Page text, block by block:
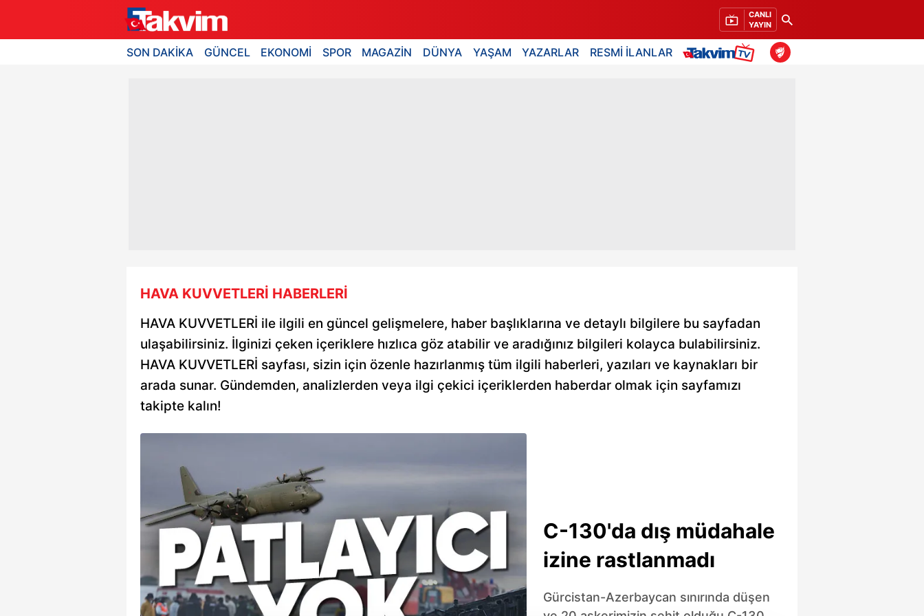
CANLI
YAYIN
SON DAKİKA GÜNCEL EKONOMİ SPOR MAGAZİN DÜNYA YAŞAM YAZARLAR RESMİ İLANLAR
HAVA KUVVETLERİ HABERLERİ
HAVA KUVVETLERİ ile ilgili en güncel gelişmelere, haber başlıklarına ve detaylı bilgilere bu sayfadan
ulaşabilirsiniz. İlginizi çeken içeriklere hızlıca göz atabilir ve aradığınız bilgileri kolayca bulabilirsiniz.
HAVA KUVVETLERİ sayfası, sizin için özenle hazırlanmış tüm ilgili haberleri, yazıları ve kaynakları bir
arada sunar. Gündemden, analizlerden veya ilgi çekici içeriklerden haberdar olmak için sayfamızı
takipte kalın!
C-130'da dış müdahale
izine rastlanmadı
Gürcistan-Azerbaycan sınırında düşen